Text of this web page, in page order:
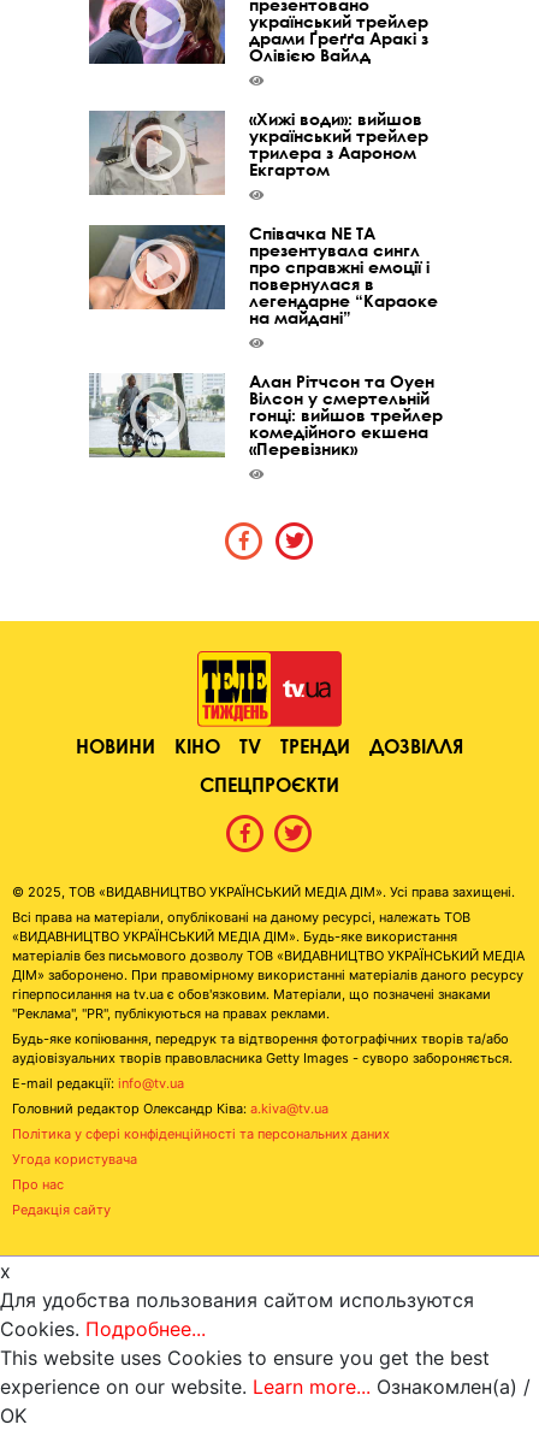
презентовано
український трейлер
драми Ґреґґа Аракі з
Олівією Вайлд
«Хижі води»: вийшов
український трейлер
трилера з Аароном
Екгартом
Співачка NE TA
презентувала сингл
про справжні емоції і
повернулася в
легендарне “Караоке
на майдані”
Алан Рітчсон та Оуен
Вілсон у смертельній
гонці: вийшов трейлер
комедійного екшена
«Перевізник»
НОВИНИ КІНО TV ТРЕНДИ
ДОЗВІЛЛЯ
СПЕЦПРОЄКТИ
© 2025, ТОВ «ВИДАВНИЦТВО УКРАЇНСЬКИЙ МЕДІА ДІМ». Усі права захищені.
Всі права на матеріали, опубліковані на даному ресурсі, належать ТОВ
«ВИДАВНИЦТВО УКРАЇНСЬКИЙ МЕДІА ДІМ». Будь-яке використання
матеріалів без письмового дозволу ТОВ «ВИДАВНИЦТВО УКРАЇНСЬКИЙ МЕДІА
ДІМ» заборонено. При правомірному використанні матеріалів даного ресурсу
гіперпосилання на tv.ua є обов'язковим. Матеріали, що позначені знаками
"Реклама", "PR", публікуються на правах реклами.
Будь-яке копіювання, передрук та відтворення фотографічних творів та/або
аудіовізуальних творів правовласника Getty Images - суворо забороняється.
E-mail редакції: info@tv.ua
Головний редактор Олександр Ківа: a.kiva@tv.ua
Політика у сфері конфіденційності та персональних даних
Угода користувача
Про нас
Редакція сайту
x
Для удобства пользования сайтом используются
Cookies. Подробнее...
This website uses Cookies to ensure you get the best
experience on our website. Learn more... Ознакомлен(а) /
OK